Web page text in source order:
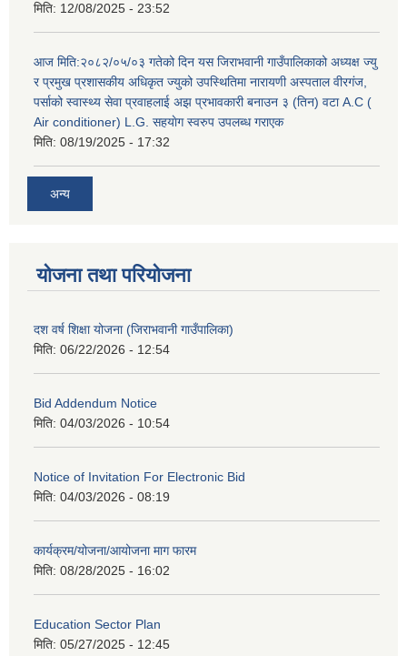
मिति: 12/08/2025 - 23:52
आज मिति:२०८२/०५/०३ गतेको दिन यस जिराभवानी गाउँपालिकाको अध्यक्ष ज्यु
र प्रमुख प्रशासकीय अधिकृत ज्युको उपस्थितिमा नारायणी अस्पताल वीरगंज,
पर्साको स्वास्थ्य सेवा प्रवाहलाई अझ प्रभावकारी बनाउन ३ (तिन) वटा A.C (
Air conditioner) L.G. सहयाेग स्वरुप उपलब्ध गराएक
मिति: 08/19/2025 - 17:32
अन्य
योजना तथा परियोजना
दश वर्ष शिक्षा योजना (जिराभवानी गाउँपालिका)
मिति: 06/22/2026 - 12:54
Bid Addendum Notice
मिति: 04/03/2026 - 10:54
Notice of Invitation For Electronic Bid
मिति: 04/03/2026 - 08:19
कार्यक्रम/योजना/आयोजना माग फारम
मिति: 08/28/2025 - 16:02
Education Sector Plan
मिति: 05/27/2025 - 12:45